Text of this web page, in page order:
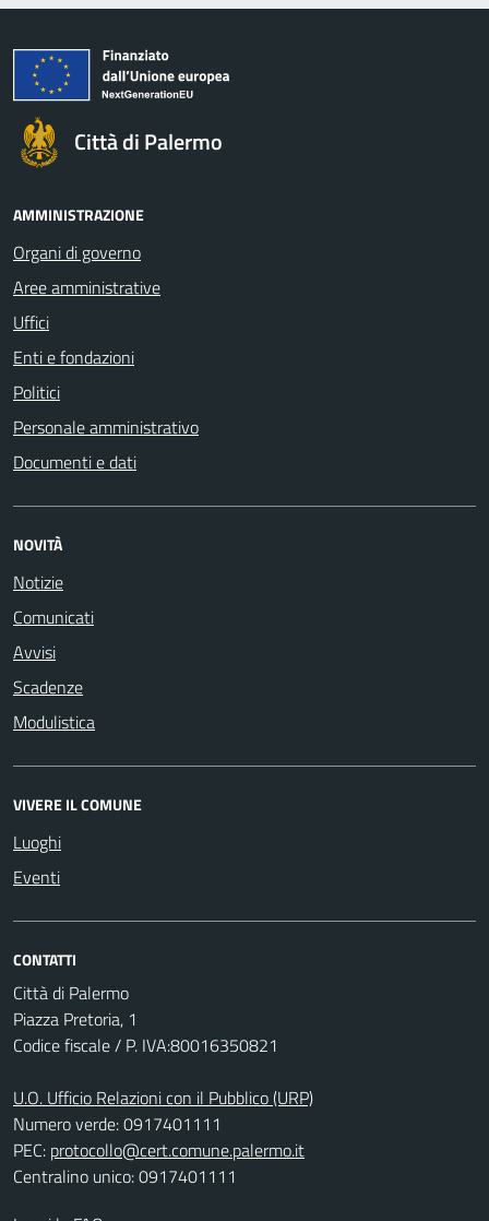
Città di Palermo
AMMINISTRAZIONE
Organi di governo
Aree amministrative
Uffici
Enti e fondazioni
Politici
Personale amministrativo
Documenti e dati
NOVITÀ
Notizie
Comunicati
Avvisi
Scadenze
Modulistica
VIVERE IL COMUNE
Luoghi
Eventi
CONTATTI
Città di Palermo
Piazza Pretoria, 1
Codice fiscale / P. IVA:80016350821
U.O. Ufficio Relazioni con il Pubblico (URP)
Numero verde: 0917401111
PEC: protocollo@cert.comune.palermo.it
Centralino unico: 0917401111